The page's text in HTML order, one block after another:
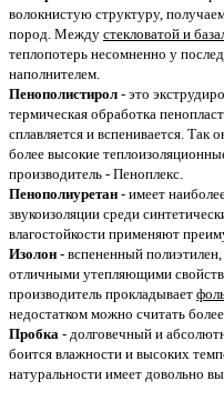
волокнистую структуру,
пород. Между стекловатой и
теплопотерь несомненно у
наполнителем.
Пенополистирол - это
термическая обработка
сплавляется и вспенивается.
более высокие
производитель - Пеноплекс.
Пенополиуретан - имеет
звукоизоляции среди
влагостойкости применяют
Изолон - вспененный
отличными утепляющими
производитель прокладывает
недостатком можно считать
Пробка - долговечный и
боится влажности и высоких
натуральности имеет довольно